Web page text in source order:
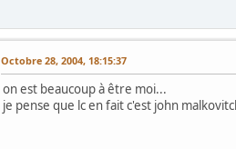
Octobre 28, 2004, 18:15:37
on est beaucoup à être moi...
je pense que lc en fait c'est john